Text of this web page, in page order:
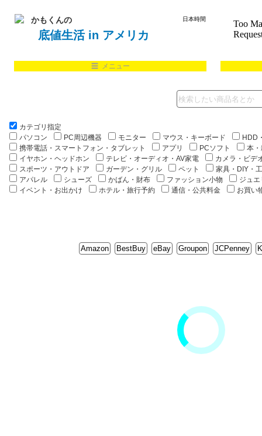
かもくんの
底値生活 in アメリカ
☰ メニュー
カテゴリ指定
パソコン
PC周辺機器 モニター マウス・キーボード
HDD
携帯電話・スマートフォン・タブレット
アプリ PCソフト
本
イヤホン・ヘッドホン
テレビ・オーディオ・AV家電
カメラ・ビデ
スポーツ・アウトドア
ガーデン・グリル ペット
家具・DIY・
アパレル
シューズ かばん・財布 ファッション小物
ジュ
イベント・お出かけ
ホテル・旅行予約 通信・公共料金 お買い